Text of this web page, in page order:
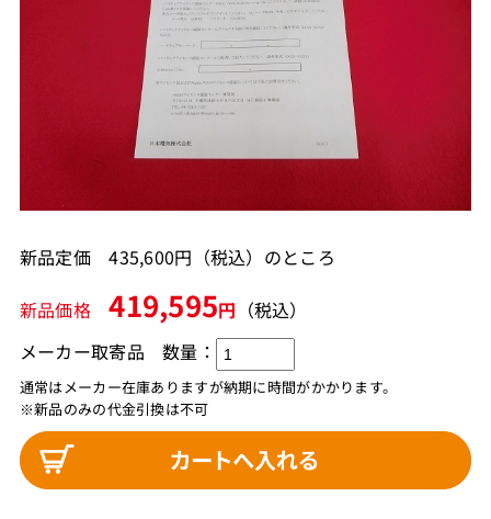
新品定価 435,600円（税込）のところ
新品価格419,595円 （税込）
メーカー取寄品
通常はメーカー在庫ありますが納期に時間がかかります。
※新品のみの代金引換は不可
数量：